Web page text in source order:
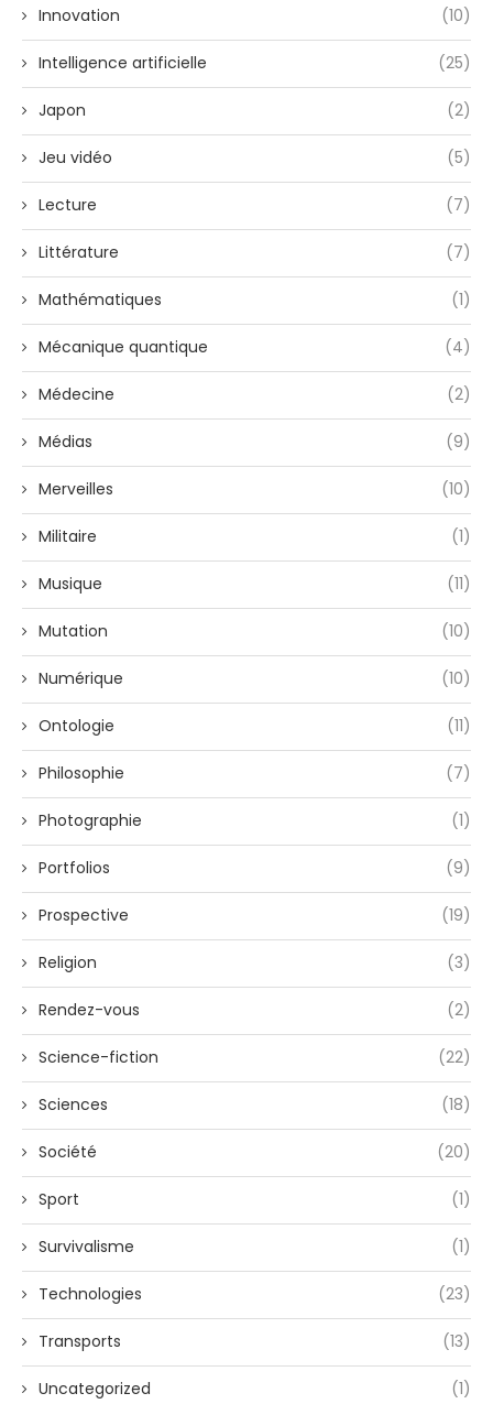
Innovation (10)
Intelligence artificielle (25)
Japon (2)
Jeu vidéo (5)
Lecture (7)
Littérature (7)
Mathématiques (1)
Mécanique quantique (4)
Médecine (2)
Médias (9)
Merveilles (10)
Militaire (1)
Musique (11)
Mutation (10)
Numérique (10)
Ontologie (11)
Philosophie (7)
Photographie (1)
Portfolios (9)
Prospective (19)
Religion (3)
Rendez-vous (2)
Science-fiction (22)
Sciences (18)
Société (20)
Sport (1)
Survivalisme (1)
Technologies (23)
Transports (13)
Uncategorized (1)